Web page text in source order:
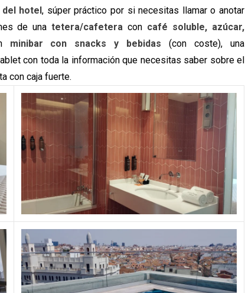
hotel, súper práctico por si necesitas llamar o anotar
de unatetera/cafetera con café soluble, azúcar,
minibar con snacks y bebidas (con coste), una
con toda la información que necesitas saber sobre el
con caja fuerte.